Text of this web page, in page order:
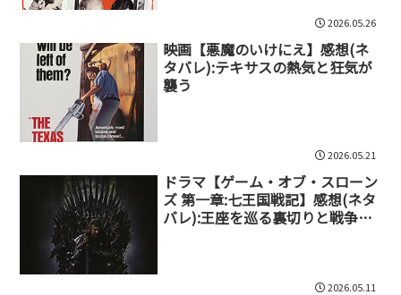
2026.05.26
映画【悪魔のいけにえ】感想(ネ
タバレ):テキサスの熱気と狂気が
襲う
2026.05.21
ドラマ【ゲーム・オブ・スローン
ズ 第一章:七王国戦記】感想(ネタ
バレ):王座を巡る裏切りと戦争の
2026.05.11